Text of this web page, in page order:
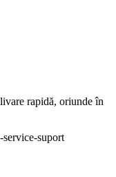
rapidă, oriunde în